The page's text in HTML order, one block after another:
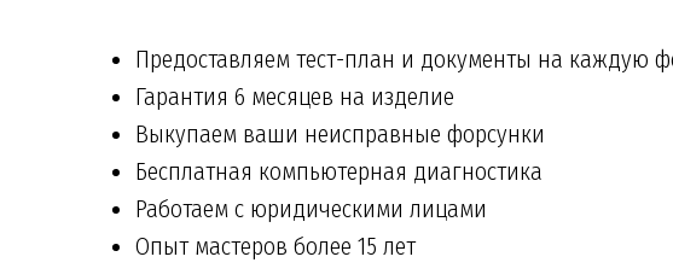
Предоставляем тест-план и документы на каждую
Гарантия 6 месяцев на изделие
Выкупаем ваши неисправные форсунки
Бесплатная компьютерная диагностика
Работаем с юридическими лицами
Опыт мастеров более 15 лет